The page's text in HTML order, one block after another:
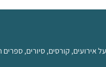
אירועים, קורסים, סיורים,